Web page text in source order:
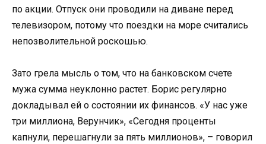
по акции. Отпуск они проводили на диване перед
телевизором, потому что поездки на море считались
непозволительной роскошью.
Зато грела мысль о том, что на банковском счете
мужа сумма неуклонно растет. Борис регулярно
докладывал ей о состоянии их финансов. «У нас уже
три миллиона, Верунчик», «Сегодня проценты
капнули, перешагнули за пять миллионов», – говорил